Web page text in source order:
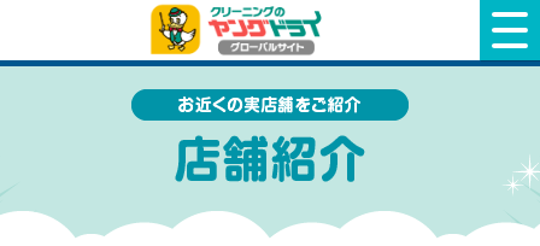
クリーニングのヤングドライ